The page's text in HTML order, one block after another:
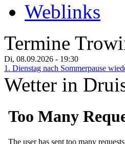
Weblinks
Termine
Di, 08.09.2026 - 19:30
1. Dienstag nach Sommerpause
Wetter in